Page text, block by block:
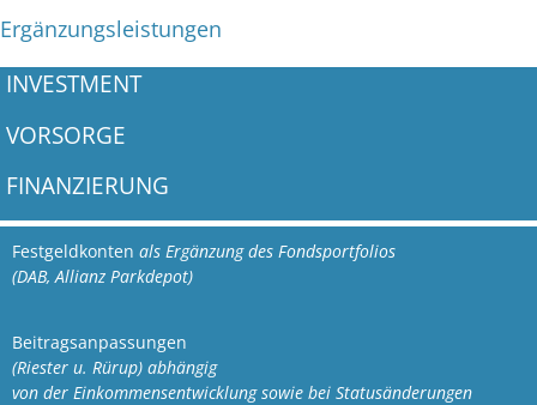
Ergänzungsleistungen
INVESTMENT
VORSORGE
FINANZIERUNG
Festgeldkonten als Ergänzung des Fondsportfolios
(DAB, Allianz Parkdepot)
Beitragsanpassungen
(Riester u. Rürup) abhängig
von der Einkommensentwicklung sowie bei Statusänderungen